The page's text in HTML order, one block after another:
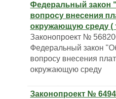
Федеральный закон
вопросу внесения
окружающую среду (
Законопроект №
Федеральный закон
вопросу внесения
окружающую среду
Законопроект №